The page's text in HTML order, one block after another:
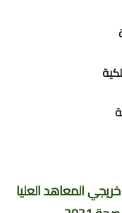
المعاهد العليا